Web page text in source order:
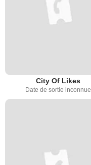
City Of Likes
Date de sortie inconnue